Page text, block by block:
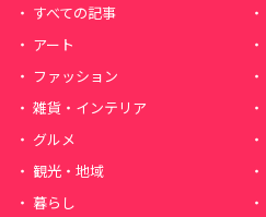
すべての記事
アート
ファッション
雑貨・インテリア
グルメ
観光・地域
暮らし